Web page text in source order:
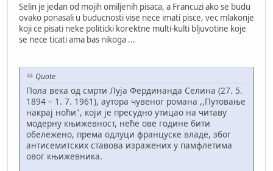
Selin je jedan od mojih omiljenih pisaca, a Francuzi ako se budu
ovako ponasali u buducnosti vise nece imati pisce, vec mlakonje
koji ce pisati neke politicki korektne multi-kulti bljuvotine koje
se nece ticati ama bas nikoga ...
Quote
Пола века од смрти Луја Фердинанда Селина (27. 5.
1894 – 1. 7. 1961), аутора чувеног романа ,,Путовање
накрај ноћи", који је пресудно утицао на читаву
модерну књижевност, неће ове године бити
обележено, према одлуци француске владе, због
антисемитских ставова изражених у памфлетима
овог књижевника.